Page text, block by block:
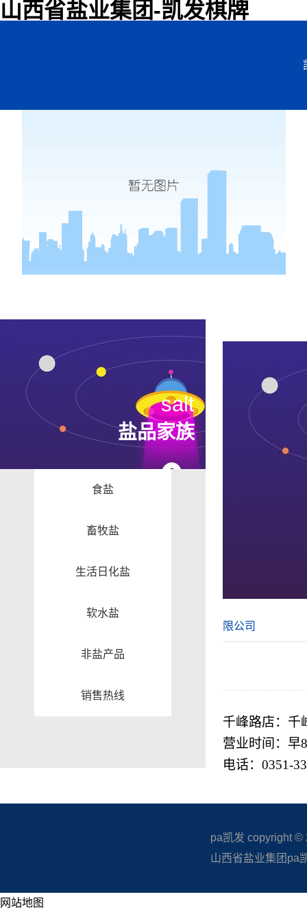
山西省盐业集团-凯发棋牌
salt
盐品家族
食盐
畜牧盐
生活日化盐
软水盐
非盐产品
销售热线
限公司
千峰路店：千
营业时间：早8
电话： 0351-
pa凯发 copyright ©
山西省盐业集团pa
网站地图